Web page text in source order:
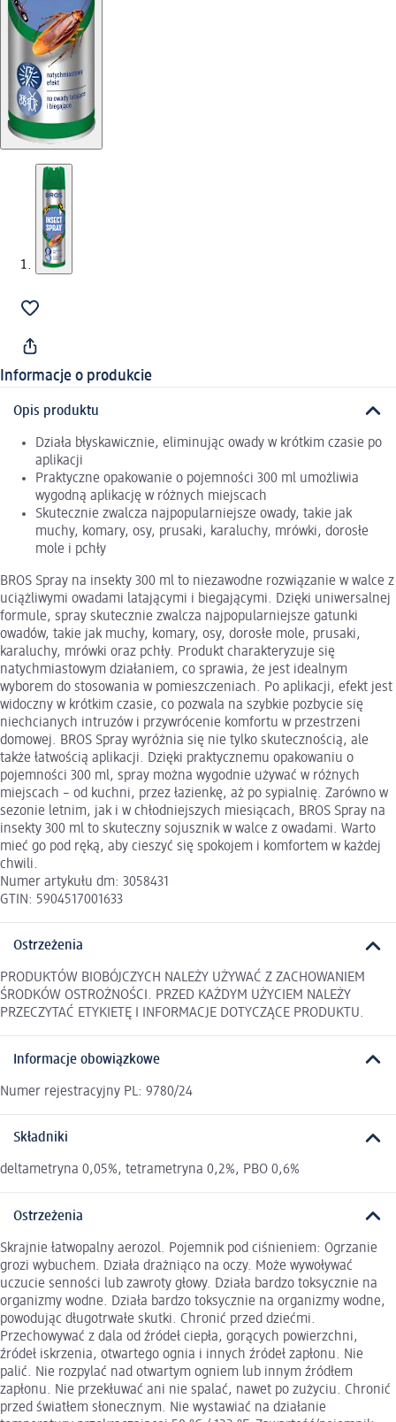
Informacje o produkcie
Opis produktu
Działa błyskawicznie, eliminując owady w krótkim czasie po
aplikacji
Praktyczne opakowanie o pojemności 300 ml umożliwia
wygodną aplikację w różnych miejscach
Skutecznie zwalcza najpopularniejsze owady, takie jak
muchy, komary, osy, prusaki, karaluchy, mrówki, dorosłe
mole i pchły
BROS Spray na insekty 300 ml to niezawodne rozwiązanie w walce z
uciążliwymi owadami latającymi i biegającymi. Dzięki uniwersalnej
formule, spray skutecznie zwalcza najpopularniejsze gatunki
owadów, takie jak muchy, komary, osy, dorosłe mole, prusaki,
karaluchy, mrówki oraz pchły. Produkt charakteryzuje się
natychmiastowym działaniem, co sprawia, że jest idealnym
wyborem do stosowania w pomieszczeniach. Po aplikacji, efekt jest
widoczny w krótkim czasie, co pozwala na szybkie pozbycie się
niechcianych intruzów i przywrócenie komfortu w przestrzeni
domowej. BROS Spray wyróżnia się nie tylko skutecznością, ale
także łatwością aplikacji. Dzięki praktycznemu opakowaniu o
pojemności 300 ml, spray można wygodnie używać w różnych
miejscach – od kuchni, przez łazienkę, aż po sypialnię. Zarówno w
sezonie letnim, jak i w chłodniejszych miesiącach, BROS Spray na
insekty 300 ml to skuteczny sojusznik w walce z owadami. Warto
mieć go pod ręką, aby cieszyć się spokojem i komfortem w każdej
chwili.
Numer artykułu dm: 3058431
GTIN: 5904517001633
Ostrzeżenia
PRODUKTÓW BIOBÓJCZYCH NALEŻY UŻYWAĆ Z ZACHOWANIEM
ŚRODKÓW OSTROŻNOŚCI. PRZED KAŻDYM UŻYCIEM NALEŻY
PRZECZYTAĆ ETYKIETĘ I INFORMACJE DOTYCZĄCE PRODUKTU.
Informacje obowiązkowe
Numer rejestracyjny PL: 9780/24
Składniki
deltametryna 0,05%, tetrametryna 0,2%, PBO 0,6%
Ostrzeżenia
Skrajnie łatwopalny aerozol. Pojemnik pod ciśnieniem: Ogrzanie
grozi wybuchem. Działa drażniąco na oczy. Może wywoływać
uczucie senności lub zawroty głowy. Działa bardzo toksycznie na
organizmy wodne. Działa bardzo toksycznie na organizmy wodne,
powodując długotrwałe skutki. Chronić przed dziećmi.
Przechowywać z dala od źródeł ciepła, gorących powierzchni,
źródeł iskrzenia, otwartego ognia i innych źródeł zapłonu. Nie
palić. Nie rozpylać nad otwartym ogniem lub innym źródłem
zapłonu. Nie przekłuwać ani nie spalać, nawet po zużyciu. Chronić
przed światłem słonecznym. Nie wystawiać na działanie